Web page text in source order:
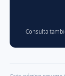
Consulta